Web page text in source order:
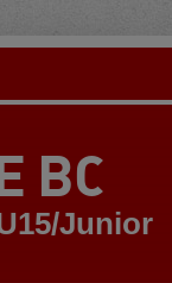
BC
Junior